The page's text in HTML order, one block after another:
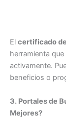
El certificado
herramienta
activamente.
beneficios o
3. Portales de
Mejores?